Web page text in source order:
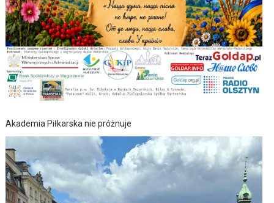
Akademia Piłkarska nie próżnuje